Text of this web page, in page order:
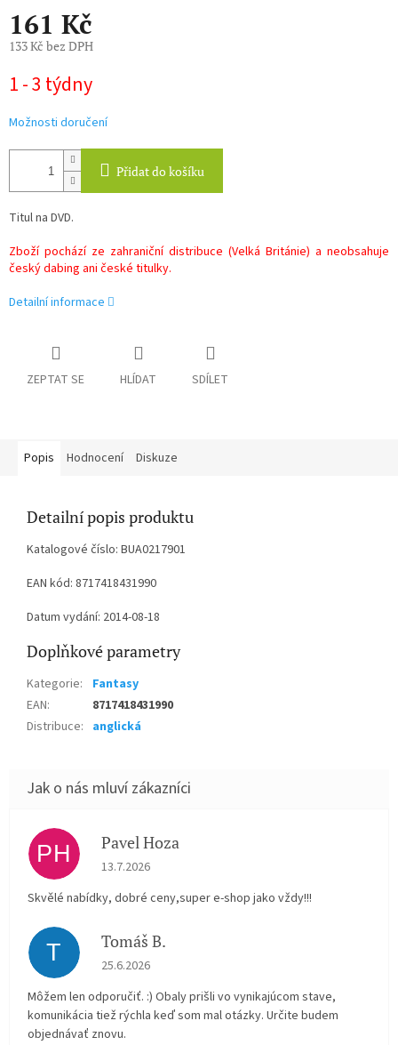
161 Kč
133 Kč bez DPH
cena:
1 - 3 týdny
Možnosti doručení
Přidat do košíku
Titul na DVD.
Zboží pochází ze zahraniční distribuce (Velká Británie) a neobsahuje
český dabing ani české titulky.
Detailní informace
ZEPTAT SE HLÍDAT SDÍLET
Popis Hodnocení Diskuze
Detailní popis produktu
Katalogové číslo: BUA0217901
EAN kód: 8717418431990
Datum vydání: 2014-08-18
Doplňkové parametry
Kategorie:
Fantasy
EAN:
8717418431990
Distribuce: anglická
PH Pavel Hoza
Hodnocení obchodu je 5 z 5 hvězdiček.
13.7.2026
Skvělé nabídky, dobré ceny,super e-shop jako vždy!!!
T Tomáš B.
Hodnocení obchodu je 5 z 5 hvězdiček.
25.6.2026
Môžem len odporučiť. :) Obaly prišli vo vynikajúcom stave,
komunikácia tiež rýchla keď som mal otázky. Určite budem
objednávať znovu.